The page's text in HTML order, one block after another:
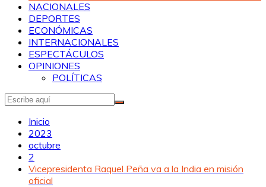
NACIONALES
DEPORTES
ECONÓMICAS
INTERNACIONALES
ESPECTÁCULOS
OPINIONES
POLÍTICAS
Inicio
2023
octubre
2
Vicepresidenta Raquel Peña va a la India en misión
oficial